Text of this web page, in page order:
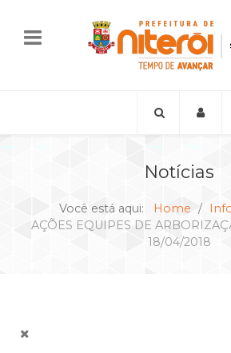
Notícias
Você está aqui: Home
AÇÕES EQUIPES DE
18/04/2018